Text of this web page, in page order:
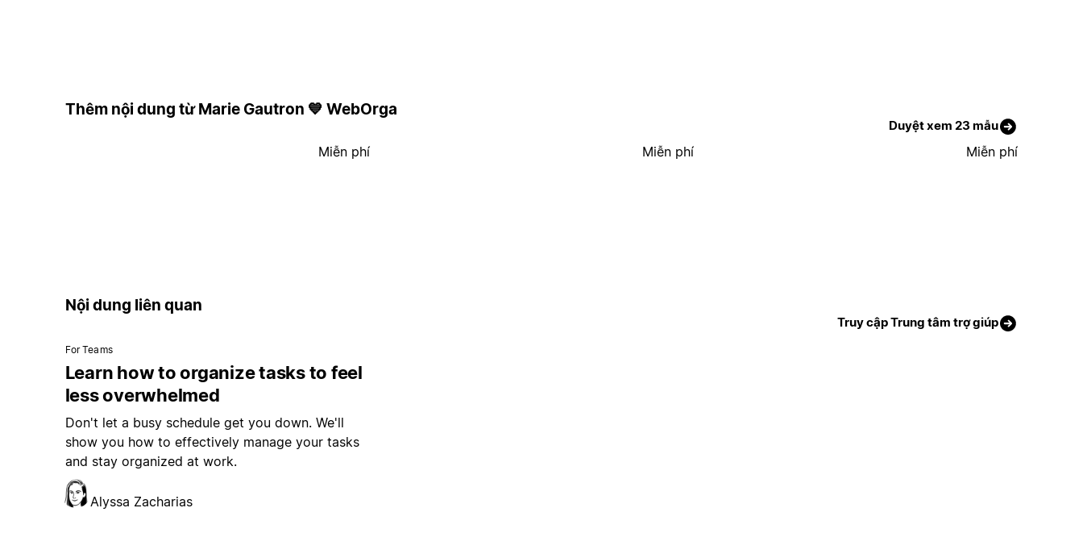
Thêm nội dung từ Marie Gautron 💙 WebOrga
Duyệt xem 23 mẫu
Miễn phí Miễn phí Miễn phí
Nội dung liên quan
Truy cập Trung tâm trợ giúp
For Teams
Learn how to organize tasks to feel
less overwhelmed
Don't let a busy schedule get you down. We'll
show you how to effectively manage your tasks
and stay organized at work.
Alyssa Zacharias